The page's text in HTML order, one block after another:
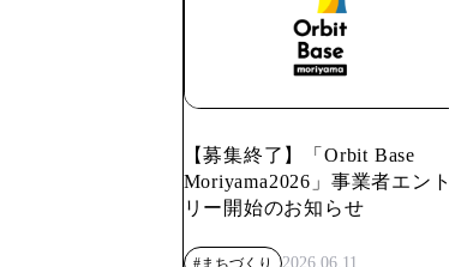
【募集終了】「Orbit Base
Moriyama2026」事業者エント
リー開始のお知らせ
#まちづくり 2026.06.11